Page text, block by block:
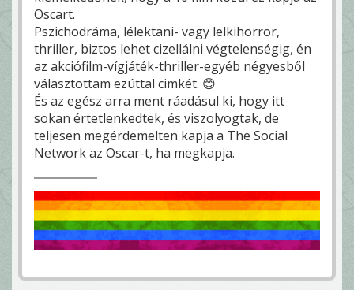
Oscart.
Pszichodráma, lélektani- vagy lelkihorror,
thriller, biztos lehet cizellálni végtelenségig, én
az akciófilm-vígjáték-thriller-egyéb négyesből
választottam ezúttal cimkét. 😊
És az egész arra ment ráadásul ki, hogy itt
sokan értetlenkedtek, és viszolyogtak, de
teljesen megérdemelten kapja a The Social
Network az Oscar-t, ha megkapja.